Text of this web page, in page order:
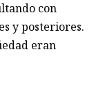
con
y posteriores.
eran